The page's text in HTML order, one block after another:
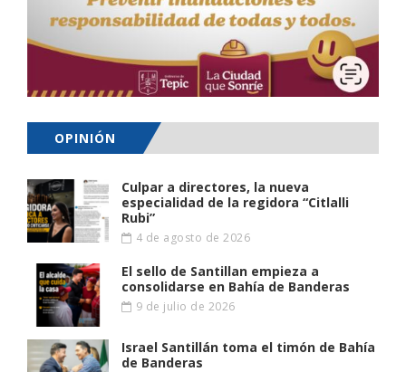
OPINIÓN
Culpar a directores, la nueva
especialidad de la regidora “Citlalli
Rubi”
4 de agosto de 2026
El sello de Santillan empieza a
consolidarse en Bahía de Banderas
9 de julio de 2026
Israel Santillán toma el timón de Bahía
de Banderas